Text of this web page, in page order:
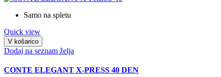
Samo na spletu
Quick view
V košarico
Dodaj na seznam želja
CONTE ELEGANT X-PRESS 40 DEN